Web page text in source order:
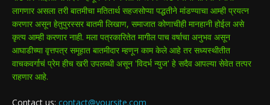
लागणार असला तरी बातमीचा मतितार्थ सहजसोप्या पद्धतीने मांडण्याचा आम्ही प्रयत्न
करणार असून हेतुपुरस्सर बातमी लिखाण, समाजात कोणाचीही मानहानी होईल असे
कृत्य आम्ही करणार नाही. मला पत्रकारितेत मागील पाच वर्षाचा अनुभव असून
आघाडीच्या वृत्तपत्र समूहात बातमीदार म्हणून काम केले आहे तर सध्यस्थीतीत
वाचकवर्गाचं प्रेम हीच खरी उपलब्धी असून 'विदर्भ न्युज' हे सदैव आपल्या सेवेत तत्पर
राहणार आहे.
Contact us: contact@yoursite.com